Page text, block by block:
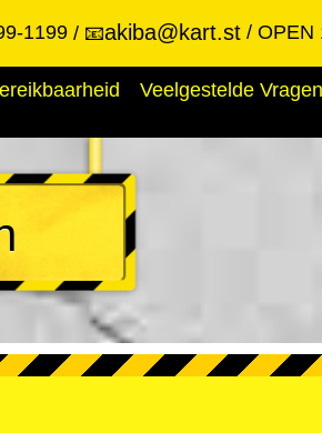
1199 📧akiba@kart.st OPEN
Veelgestelde Vragen